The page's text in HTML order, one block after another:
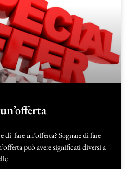
di fare un’offerta? Sognare di fare
può avere significati diversi a